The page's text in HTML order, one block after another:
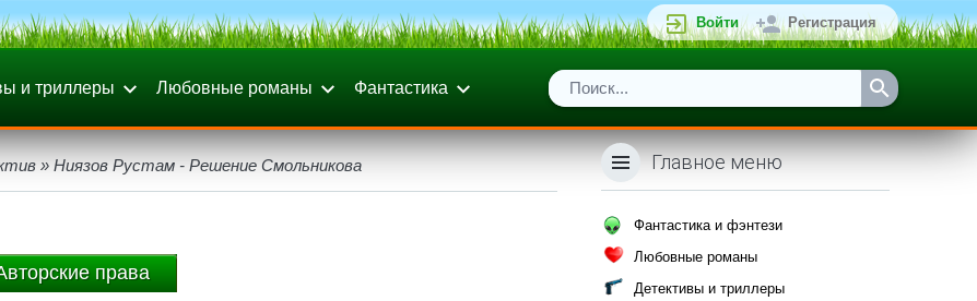
Войти Регистрация
и триллеры Любовные романы Фантастика
» Ниязов Рустам - Решение Смольникова
права
Главное меню
Фантастика и фэнтези
Любовные романы
Детективы и триллеры